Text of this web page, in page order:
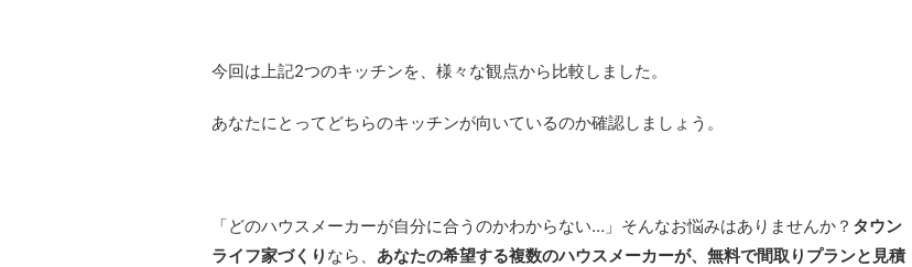
今回は上記2つのキッチンを、様々な観点から比較しました。
あなたにとってどちらのキッチンが向いているのか確認しましょう。
「どのハウスメーカーが自分に合うのかわからない…」そんなお悩みはありませんか？ タウン
ライフ家づくり なら、 あなたの希望する複数のハウスメーカーが、無料で間取りプランと見積